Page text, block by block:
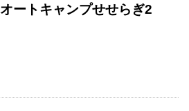
オートキャンプせせらぎ2